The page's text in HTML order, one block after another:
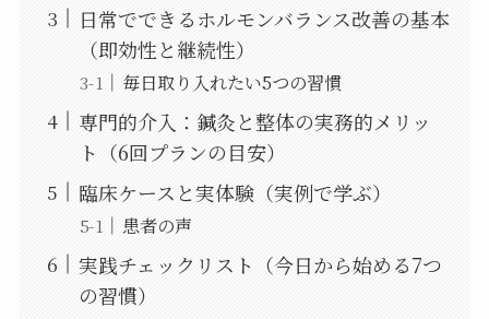
日常でできるホルモンバランス改善の基本
（即効性と継続性）
毎日取り入れたい5つの習慣
専門的介入：鍼灸と整体の実務的メリッ
ト（6回プランの目安）
臨床ケースと実体験（実例で学ぶ）
患者の声
実践チェックリスト（今日から始める7つ
の習慣）